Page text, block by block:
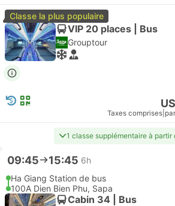
Classe la plus populaire
VIP 20 places | Bus
Grouptour
Taxes comprises
1 classe supplémentaire à partir
09:45 15:45 6h
Ha Giang Station de bus
100A Dien Bien Phu, Sapa
Cabin 34 | Bus